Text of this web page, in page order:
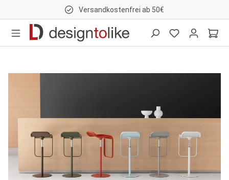
Versandkostenfrei ab 50€